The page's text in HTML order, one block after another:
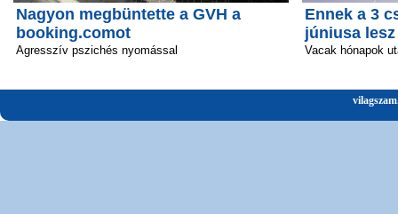
Nagyon megbüntette a GVH a
booking.comot
Agresszív pszichés nyomással
Ennek a 3
júniusa lesz
Vacak hónapok